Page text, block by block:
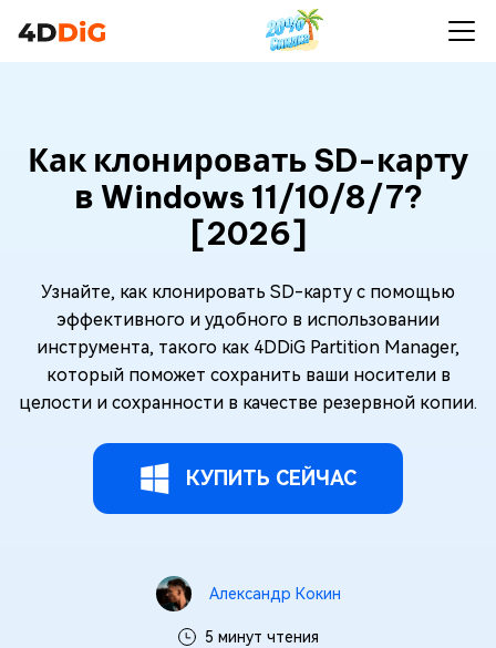
Как клонировать SD-карту
в Windows 11/10/8/7?
[2026]
Узнайте, как клонировать SD-карту с помощью
эффективного и удобного в использовании
инструмента, такого как 4DDiG Partition Manager,
который поможет сохранить ваши носители в
целости и сохранности в качестве резервной копии.
КУПИТЬ СЕЙЧАС
Александр Кокин
5 минут чтения